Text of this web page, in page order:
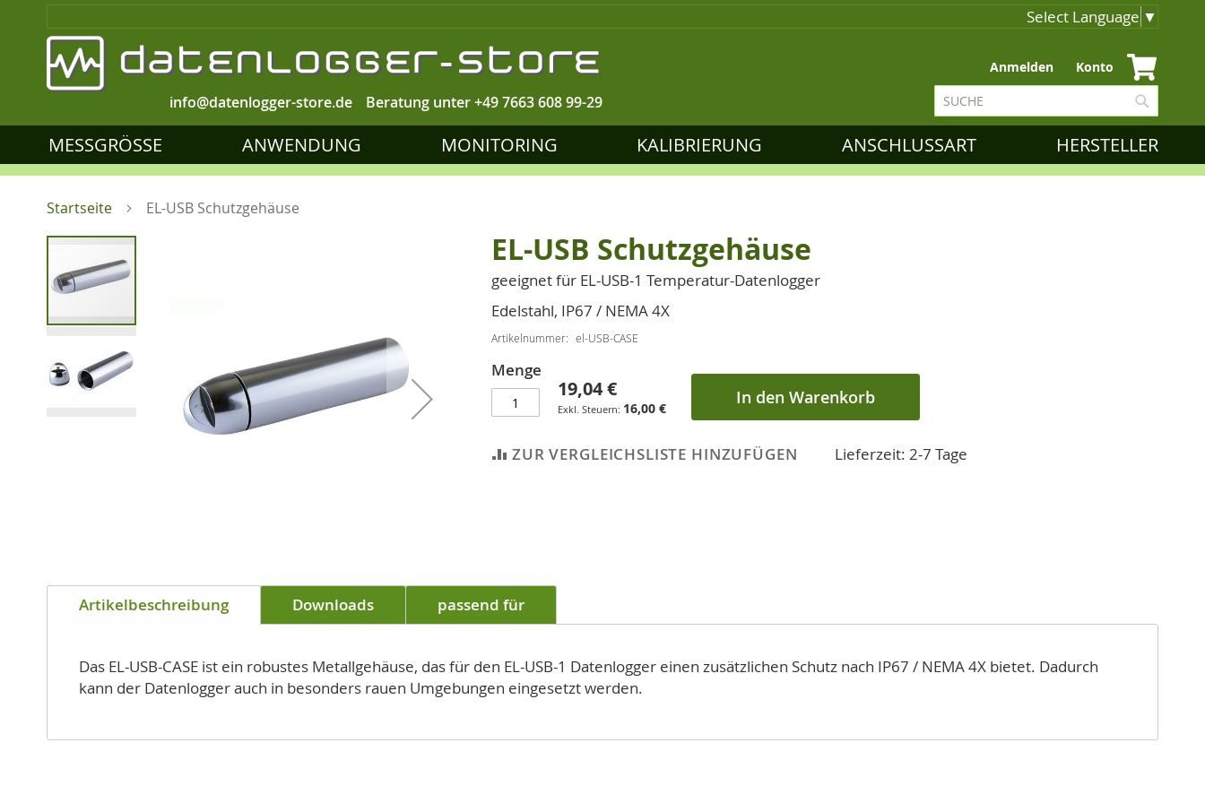
Select Language ▼
Beratung unter+49 7663 608 99-29
info@datenlogger-store.de
Zum
Inhalt
springen
Anmelden Konto
Suche
MESSGRÖSSE ANWENDUNG MONITORING KALIBRIERUNG ANSCHLUSSART HERSTELLER
Startseite EL-USB Schutzgehäuse
Zum
Ende
der
springen
Anfang
springen
EL-USB Schutzgehäuse
geeignet für EL-USB-1 Temperatur-Datenlogger
Edelstahl, IP67 / NEMA 4X
Artikelnummer el-USB-CASE
Menge
19,04 €
16,00 € In den Warenkorb
ZUR VERGLEICHSLISTE HINZUFÜGEN Lieferzeit: 2-7 Tage
Artikelbeschreibung Downloads passend für
Das EL-USB-CASE ist ein robustes Metallgehäuse, das für den EL-USB-1 Datenlogger einen zusätzlichen Schutz nach IP67 / NEMA 4X bietet. Dadurch
kann der Datenlogger auch in besonders rauen Umgebungen eingesetzt werden.